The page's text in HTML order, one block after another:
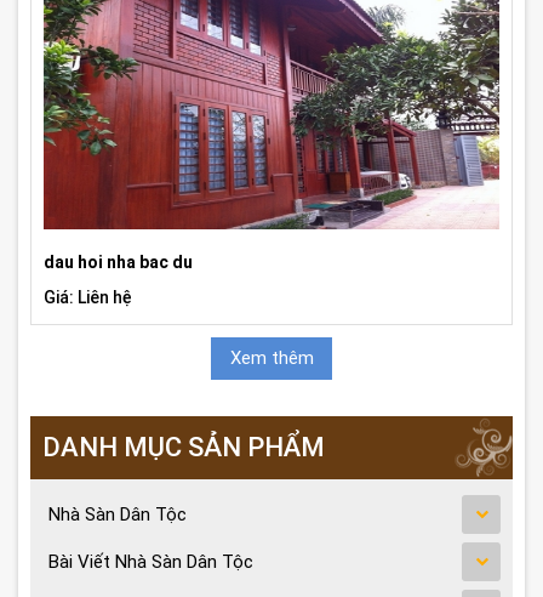
dau hoi nha bac du
Giá: Liên hệ
Xem thêm
DANH MỤC SẢN PHẨM
Nhà Sàn Dân Tộc
Bài Viết Nhà Sàn Dân Tộc